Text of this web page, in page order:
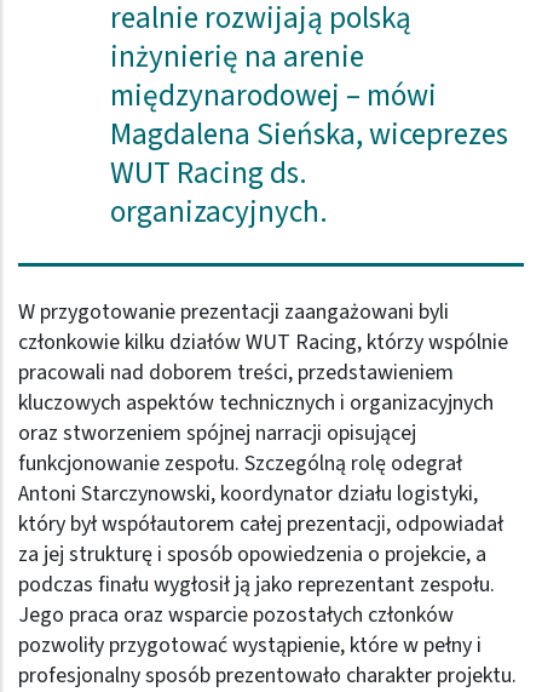
realnie rozwijają polską
inżynierię na arenie
międzynarodowej – mówi
Magdalena Sieńska, wiceprezes
WUT Racing ds.
organizacyjnych.
W przygotowanie prezentacji zaangażowani byli
członkowie kilku działów WUT Racing, którzy wspólnie
pracowali nad doborem treści, przedstawieniem
kluczowych aspektów technicznych i organizacyjnych
oraz stworzeniem spójnej narracji opisującej
funkcjonowanie zespołu. Szczególną rolę odegrał
Antoni Starczynowski, koordynator działu logistyki,
który był współautorem całej prezentacji, odpowiadał
za jej strukturę i sposób opowiedzenia o projekcie, a
podczas finału wygłosił ją jako reprezentant zespołu.
Jego praca oraz wsparcie pozostałych członków
pozwoliły przygotować wystąpienie, które w pełny i
profesjonalny sposób prezentowało charakter projektu.